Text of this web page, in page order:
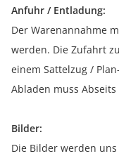
Anfuhr / Entladung:
Der Warenannahme
werden. Die Zufahrt
einem Sattelzug /
Abladen muss
Bilder:
Die Bilder werden